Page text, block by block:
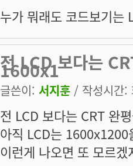
누가 뭐래도 코드보기는
전 LCD 보다는
1600x1
글쓴이: 서지훈 / 작성시간
전 LCD 보다는 CRT 완
아직 LCD는 1600x1200
이런게 나오면 또 모르겠